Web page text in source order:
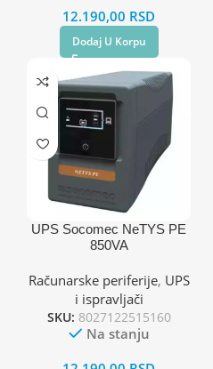
12.190,00 RSD
Dodaj U Korpu
UPS Socomec NeTYS PE
850VA
Računarske periferije, UPS
i ispravljači
SKU: 8027122515160
Na stanju